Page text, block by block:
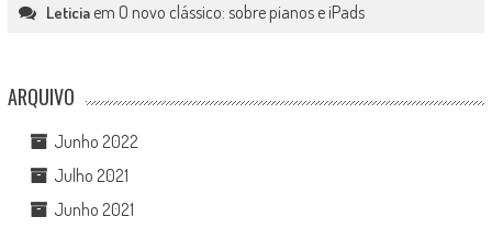
Leticiaem O novo clássico: sobre pianos e iPads
ARQUIVO
Junho 2022
Julho 2021
Junho 2021